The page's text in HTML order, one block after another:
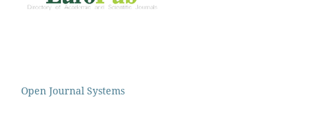
Open Journal Systems